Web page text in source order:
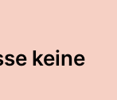
keine